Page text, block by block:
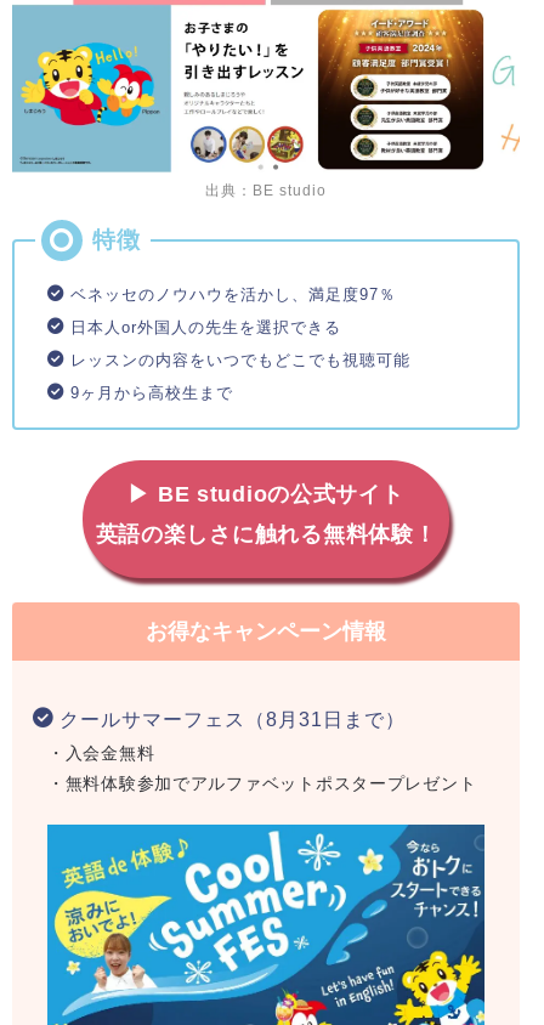
出典：BE studio
ベネッセのノウハウを活かし、満足度97％
日本人or外国人の先生を選択できる
レッスンの内容をいつでもどこでも視聴可能
9ヶ月から高校生まで
▶ BE studioの公式サイト
英語の楽しさに触れる無料体験！
お得なキャンペーン情報
クールサマーフェス（8月31日まで）
・入会金無料
・無料体験参加でアルファベットポスタープレゼント